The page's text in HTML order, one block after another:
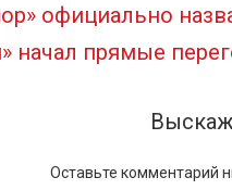
официально
начал прямые
Оставьте комментарий